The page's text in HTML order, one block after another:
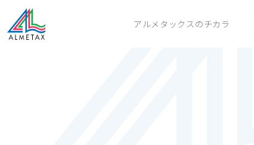
アルメタックスのチカラ